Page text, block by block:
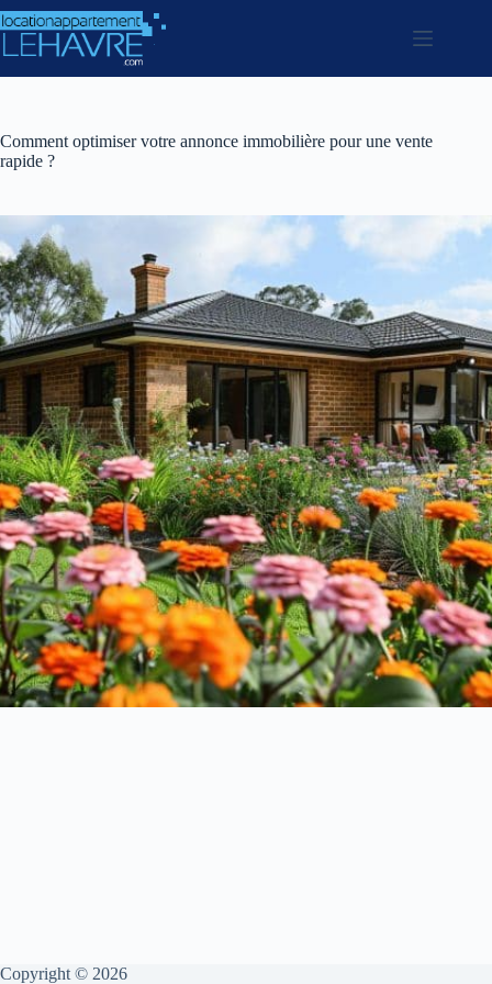
Passer
au
contenu
Comment optimiser votre annonce immobilière pour une vente
rapide ?
Copyright © 2026